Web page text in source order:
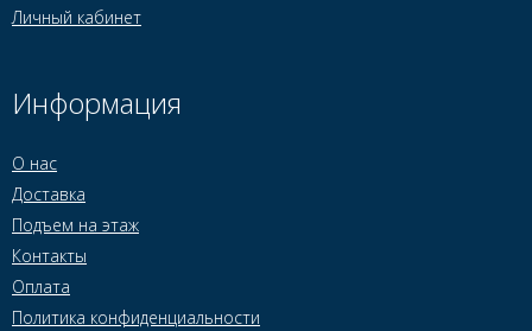
Личный кабинет
Информация
О нас
Доставка
Подъем на этаж
Контакты
Оплата
Политика конфиденциальности